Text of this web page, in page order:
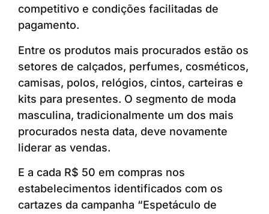
competitivo e condições facilitadas de
pagamento.
Entre os produtos mais procurados estão os
setores de calçados, perfumes, cosméticos,
camisas, polos, relógios, cintos, carteiras e
kits para presentes. O segmento de moda
masculina, tradicionalmente um dos mais
procurados nesta data, deve novamente
liderar as vendas.
E a cada R$ 50 em compras nos
estabelecimentos identificados com os
cartazes da campanha “Espetáculo de